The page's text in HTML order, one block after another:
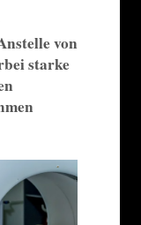
von
starke